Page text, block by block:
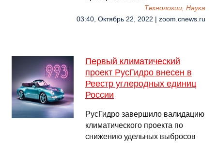
Технологии, Наука
03:40, Октябрь 22, 2022 | zoom.cnews.ru
Первый климатический
проект РусГидро внесен в
Реестр углеродных единиц
России
РусГидро завершило валидацию
климатического проекта по
снижению удельных выбросов